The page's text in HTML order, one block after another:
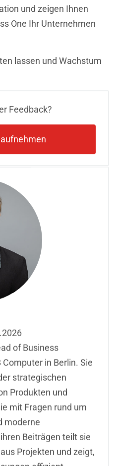
und zeigen Ihnen
One Ihr Unternehmen
lassen und Wachstum
Feedback?
of Business
in Berlin. Sie
strategischen
Produkten und
mit Fragen rund um
moderne
Beiträgen teilt sie
Projekten und zeigt,